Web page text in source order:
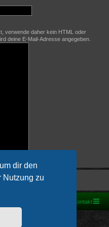
dir den
Nutzung zu
verwende daher kein HTML oder
deine E-Mail-Adresse angegeben.
Kontakt
© phpBB Limited